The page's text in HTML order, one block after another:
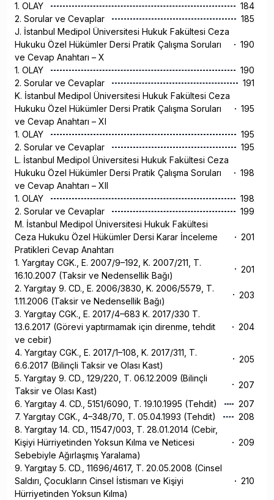
1. OLAY
184
2. Sorular ve Cevaplar
185
J. İstanbul Medipol Üniversitesi Hukuk Fakültesi Ceza
Hukuku Özel Hükümler Dersi Pratik Çalışma Soruları
ve Cevap Anahtarı – X
190
1. OLAY
190
2. Sorular ve Cevaplar
191
K. İstanbul Medipol Üniversitesi Hukuk Fakültesi Ceza
Hukuku Özel Hükümler Dersi Pratik Çalışma Soruları
ve Cevap Anahtarı – XI
195
1. OLAY
195
2. Sorular ve Cevaplar
195
L. İstanbul Medipol Üniversitesi Hukuk Fakültesi Ceza
Hukuku Özel Hükümler Dersi Pratik Çalışma Soruları
ve Cevap Anahtarı – XII
198
1. OLAY
198
2. Sorular ve Cevaplar
199
M. İstanbul Medipol Üniversitesi Hukuk Fakültesi
Ceza Hukuku Özel Hükümler Dersi Karar İnceleme
Pratikleri Cevap Anahtarı
201
1. Yargıtay CGK., E. 2007/9–192, K. 2007/211, T.
16.10.2007 (Taksir ve Nedensellik Bağı)
201
2. Yargıtay 9. CD., E. 2006/3830, K. 2006/5579, T.
1.11.2006 (Taksir ve Nedensellik Bağı)
203
3. Yargıtay CGK., E. 2017/4–683 K. 2017/330 T.
13.6.2017 (Görevi yaptırmamak için direnme, tehdit
ve cebir)
204
4. Yargıtay CGK., E. 2017/1–108, K. 2017/311, T.
6.6.2017 (Bilinçli Taksir ve Olası Kast)
205
5. Yargıtay 9. CD., 129/220, T. 06.12.2009 (Bilinçli
Taksir ve Olası Kast)
207
6. Yargıtay 4. CD., 5151/6090, T. 19.10.1995 (Tehdit)
207
7. Yargıtay CGK., 4–348/70, T. 05.04.1993 (Tehdit)
208
8. Yargıtay 14. CD., 11547/003, T. 28.01.2014 (Cebir,
Kişiyi Hürriyetinden Yoksun Kılma ve Neticesi
Sebebiyle Ağırlaşmış Yaralama)
209
9. Yargıtay 5. CD., 11696/4617, T. 20.05.2008 (Cinsel
Saldırı, Çocukların Cinsel İstismarı ve Kişiyi
Hürriyetinden Yoksun Kılma)
210